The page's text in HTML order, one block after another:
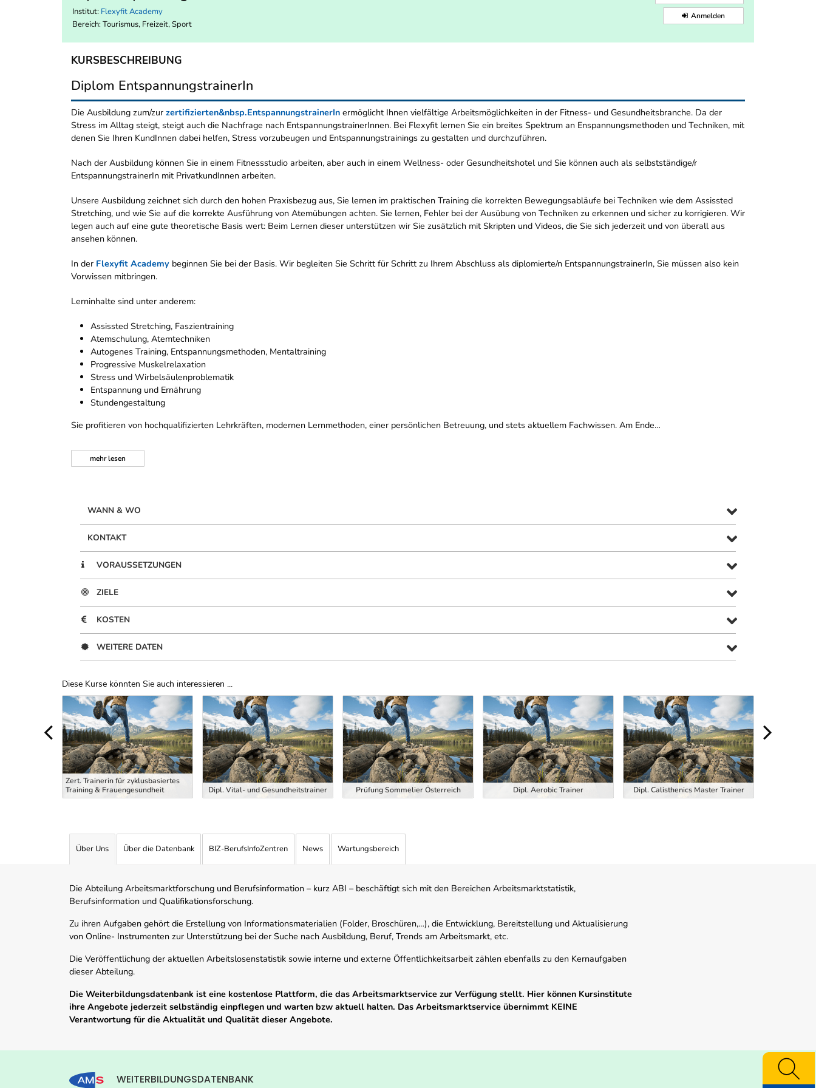
Institut: Flexyfit Academy
Bereich: Tourismus, Freizeit, Sport
Anmelden
KURSBESCHREIBUNG
Diplom EntspannungstrainerIn
Die Ausbildung zum/zur zertifizierten&nbsp.EntspannungstrainerIn ermöglicht Ihnen vielfältige Arbeitsmöglichkeiten in der Fitness- und Gesundheitsbranche. Da der
Stress im Alltag steigt, steigt auch die Nachfrage nach EntspannungstrainerInnen. Bei Flexyfit lernen Sie ein breites Spektrum an Enspannungsmethoden und Techniken, mit
denen Sie Ihren KundInnen dabei helfen, Stress vorzubeugen und Entspannungstrainings zu gestalten und durchzuführen.
Nach der Ausbildung können Sie in einem Fitnessstudio arbeiten, aber auch in einem Wellness- oder Gesundheitshotel und Sie können auch als selbstständige/r
EntspannungstrainerIn mit PrivatkundInnen arbeiten.
Unsere Ausbildung zeichnet sich durch den hohen Praxisbezug aus, Sie lernen im praktischen Training die korrekten Bewegungsabläufe bei Techniken wie dem Assissted
Stretching, und wie Sie auf die korrekte Ausführung von Atemübungen achten. Sie lernen, Fehler bei der Ausübung von Techniken zu erkennen und sicher zu korrigieren. Wir
legen auch auf eine gute theoretische Basis wert: Beim Lernen dieser unterstützen wir Sie zusätzlich mit Skripten und Videos, die Sie sich jederzeit und von überall aus
ansehen können.
In der Flexyfit Academy beginnen Sie bei der Basis. Wir begleiten Sie Schritt für Schritt zu Ihrem Abschluss als diplomierte/n EntspannungstrainerIn, Sie müssen also kein
Vorwissen mitbringen.
Lerninhalte sind unter anderem:
Assissted Stretching, Faszientraining
Atemschulung, Atemtechniken
Autogenes Training, Entspannungsmethoden, Mentaltraining
Progressive Muskelrelaxation
Stress und Wirbelsäulenproblematik
Entspannung und Ernährung
Stundengestaltung
Sie profitieren von hochqualifizierten Lehrkräften, modernen Lernmethoden, einer persönlichen Betreuung, und stets aktuellem Fachwissen. Am Ende…
mehrlesen
WANN & WO
KONTAKT
VORAUSSETZUNGEN
ZIELE
KOSTEN
WEITERE DATEN
Diese Kurse könnten Sie auch interessieren ...
Uber Weiterbildungsvorschläge
Zert. Trainerin für zyklusbasiertes
Training & Frauengesundheit
Dipl. Vital- und Gesundheitstrainer Prüfung Sommelier Österreich Dipl. Aerobic Trainer Dipl. Calisthenics Master Trainer
Über Uns Über die Datenbank BIZ-BerufsInfoZentren News Wartungsbereich
Die Abteilung Arbeitsmarktforschung und Berufsinformation – kurz ABI – beschäftigt sich mit den Bereichen Arbeitsmarktstatistik,
Berufsinformation und Qualifikationsforschung.
Zu ihren Aufgaben gehört die Erstellung von Informationsmaterialien (Folder, Broschüren,…), die Entwicklung, Bereitstellung und Aktualisierung
von Online- Instrumenten zur Unterstützung bei der Suche nach Ausbildung, Beruf, Trends am Arbeitsmarkt, etc.
Die Veröffentlichung der aktuellen Arbeitslosenstatistik sowie interne und externe Öffentlichkeitsarbeit zählen ebenfalls zu den Kernaufgaben
dieser Abteilung.
Die Weiterbildungsdatenbank ist eine kostenlose Plattform, die das Arbeitsmarktservice zur Verfügung stellt. Hier können Kursinstitute
ihre Angebote jederzeit selbständig einpflegen und warten bzw aktuell halten. Das Arbeitsmarktservice übernimmt KEINE
Verantwortung für die Aktualität und Qualität dieser Angebote.
WEITERBILDUNGSDATENBANK